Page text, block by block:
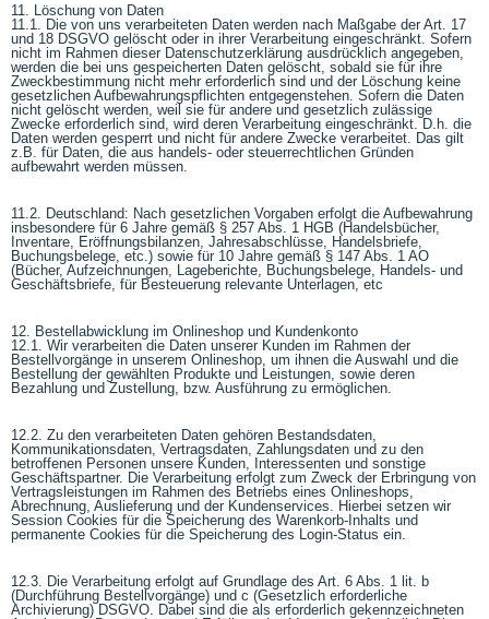
11. Löschung von Daten
11.1. Die von uns verarbeiteten Daten werden nach Maßgabe der Art. 17
und 18 DSGVO gelöscht oder in ihrer Verarbeitung eingeschränkt. Sofern
nicht im Rahmen dieser Datenschutzerklärung ausdrücklich angegeben,
werden die bei uns gespeicherten Daten gelöscht, sobald sie für ihre
Zweckbestimmung nicht mehr erforderlich sind und der Löschung keine
gesetzlichen Aufbewahrungspflichten entgegenstehen. Sofern die Daten
nicht gelöscht werden, weil sie für andere und gesetzlich zulässige
Zwecke erforderlich sind, wird deren Verarbeitung eingeschränkt. D.h. die
Daten werden gesperrt und nicht für andere Zwecke verarbeitet. Das gilt
z.B. für Daten, die aus handels- oder steuerrechtlichen Gründen
aufbewahrt werden müssen.
11.2. Deutschland: Nach gesetzlichen Vorgaben erfolgt die Aufbewahrung
insbesondere für 6 Jahre gemäß § 257 Abs. 1 HGB (Handelsbücher,
Inventare, Eröffnungsbilanzen, Jahresabschlüsse, Handelsbriefe,
Buchungsbelege, etc.) sowie für 10 Jahre gemäß § 147 Abs. 1 AO
(Bücher, Aufzeichnungen, Lageberichte, Buchungsbelege, Handels- und
Geschäftsbriefe, für Besteuerung relevante Unterlagen, etc
12. Bestellabwicklung im Onlineshop und Kundenkonto
12.1. Wir verarbeiten die Daten unserer Kunden im Rahmen der
Bestellvorgänge in unserem Onlineshop, um ihnen die Auswahl und die
Bestellung der gewählten Produkte und Leistungen, sowie deren
Bezahlung und Zustellung, bzw. Ausführung zu ermöglichen.
12.2. Zu den verarbeiteten Daten gehören Bestandsdaten,
Kommunikationsdaten, Vertragsdaten, Zahlungsdaten und zu den
betroffenen Personen unsere Kunden, Interessenten und sonstige
Geschäftspartner. Die Verarbeitung erfolgt zum Zweck der Erbringung von
Vertragsleistungen im Rahmen des Betriebs eines Onlineshops,
Abrechnung, Auslieferung und der Kundenservices. Hierbei setzen wir
Session Cookies für die Speicherung des Warenkorb-Inhalts und
permanente Cookies für die Speicherung des Login-Status ein.
12.3. Die Verarbeitung erfolgt auf Grundlage des Art. 6 Abs. 1 lit. b
(Durchführung Bestellvorgänge) und c (Gesetzlich erforderliche
Archivierung) DSGVO. Dabei sind die als erforderlich gekennzeichneten